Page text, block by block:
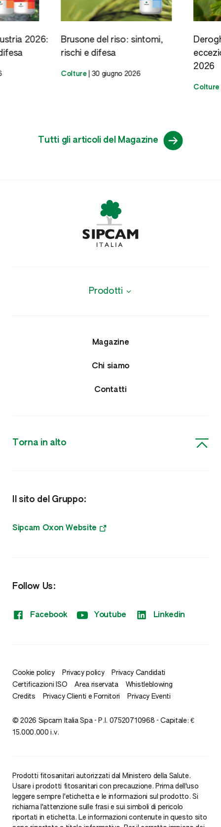
2026:
Brusone del riso: sintomi,
rischi e difesa
Colture |30 giugno 2026
Deroghe
2026
Colture |25
Tutti gli articoli del Magazine
Prodotti
Agrofarmaci
Insetticidi e Nematocidi
Acaricidi e Lumachicidi
Microgranuli Starter
Meso e Microelementi
Magazine
Chi siamo
Contatti
Torna in alto
Il sito del Gruppo:
Sipcam Oxon Website
Follow Us:
Facebook Youtube Linkedin
© 2026 Sipcam Italia Spa - P.I. 07520710968 - Capitale: €
15.000.000 i.v.
Cookie policy Privacy policy
Privacy Candidati
Certificazioni ISO
Area riservata
Whistleblowing
Credits
Privacy Clienti e Fornitori Privacy Eventi
Prodotti fitosanitari autorizzati dal Ministero della Salute.
Usare i prodotti fitosanitari con precauzione. Prima dell'uso
leggere sempre l'etichetta e le informazioni sul prodotto. Si
richiama l'attenzione sulle frasi e sui simboli di pericolo
riportati in etichetta. Le informazioni contenute in questo sito